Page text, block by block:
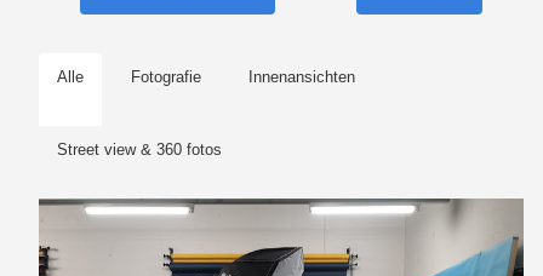
Alle Fotografie Innenansichten
Street view & 360 fotos